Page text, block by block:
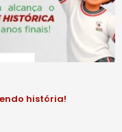
história!